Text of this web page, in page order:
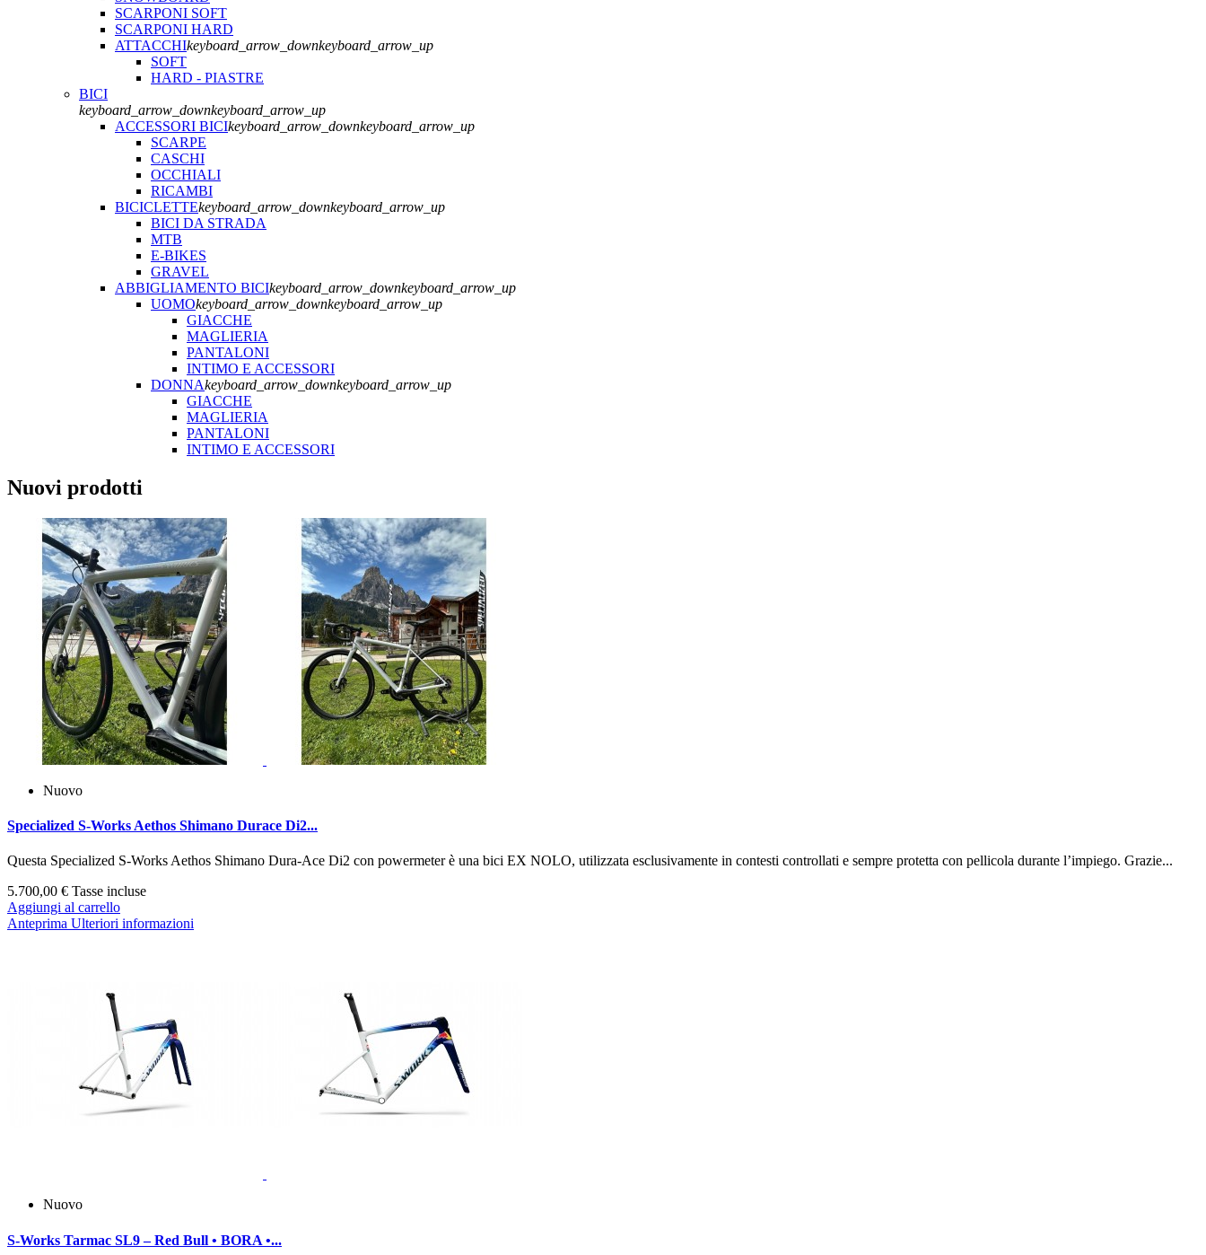
SCARPONI SOFT
SCARPONI HARD
ATTACCHIkeyboard_arrow_downkeyboard_arrow_up
SOFT
HARD - PIASTRE
BICI
keyboard_arrow_downkeyboard_arrow_up
ACCESSORI BICIkeyboard_arrow_downkeyboard_arrow_up
SCARPE
CASCHI
OCCHIALI
RICAMBI
BICICLETTEkeyboard_arrow_downkeyboard_arrow_up
BICI DA STRADA
MTB
E-BIKES
GRAVEL
ABBIGLIAMENTO BICIkeyboard_arrow_downkeyboard_arrow_up
UOMOkeyboard_arrow_downkeyboard_arrow_up
GIACCHE
MAGLIERIA
PANTALONI
INTIMO E ACCESSORI
DONNAkeyboard_arrow_downkeyboard_arrow_up
GIACCHE
MAGLIERIA
PANTALONI
INTIMO E ACCESSORI
Nuovi prodotti
Nuovo
Specialized S-Works Aethos Shimano Durace Di2...
Questa Specialized S‑Works Aethos Shimano Dura‑Ace Di2 con powermeter è una bici EX NOLO, utilizzata esclusivamente in contesti controllati e sempre protetta con pellicola durante l’impiego. Grazie...
5.700,00 € Tasse incluse
Aggiungi al carrello
Anteprima Ulteriori informazioni
Nuovo
S‑Works Tarmac SL9 – Red Bull • BORA •...